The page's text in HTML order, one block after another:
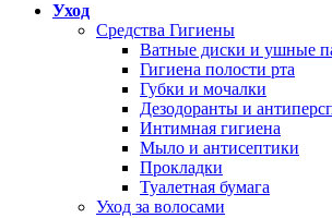
Уход
Средства Гигиены
Ватные диски и ушные
Гигиена полости рта
Губки и мочалки
Дезодоранты и
Интимная гигиена
Мыло и антисептики
Прокладки
Туалетная бумага
Уход за волосами